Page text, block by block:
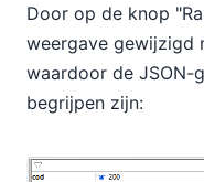
Door op de knop
weergave gewijzigd
waardoor de JSON-
begrijpen zijn: